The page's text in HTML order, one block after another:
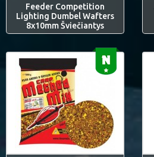
Feeder Competition
Lighting Dumbel Wafters
8x10mm Šviečiantys